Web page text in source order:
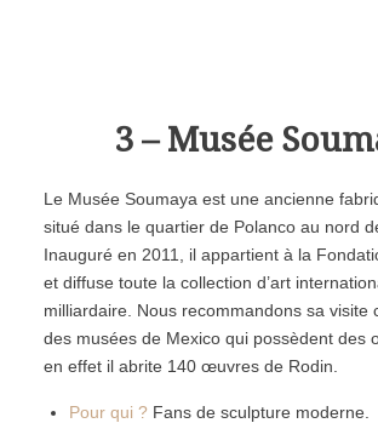
3 – Musée
Le Musée Soumaya est une ancienne
situé dans le quartier de Polanco au nord
Inauguré en 2011, il appartient à la
et diffuse toute la collection d’art
milliardaire. Nous recommandons sa visite
des musées de Mexico qui possèdent des
en effet il abrite 140 œuvres de Rodin.
Pour qui ? Fans de sculpture moderne.